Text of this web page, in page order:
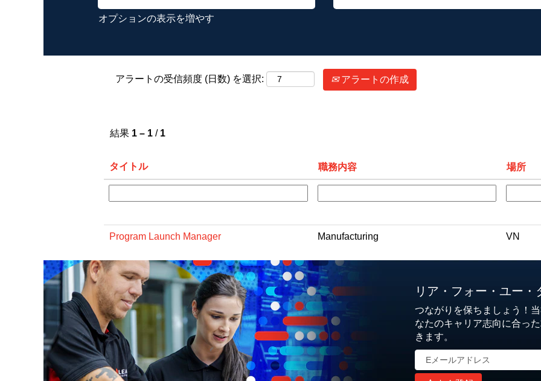
オプションの表示を増やす
アラートの受信頻度 (日数) を選択: アラートの作成
結果 1 – 1 / 1
タイトル 職務内容 場所
Program Launch Manager Manufacturing VN
リア・フォー・ユー
つながりを保ちましょう！
なたのキャリア志向に合っ
きます。